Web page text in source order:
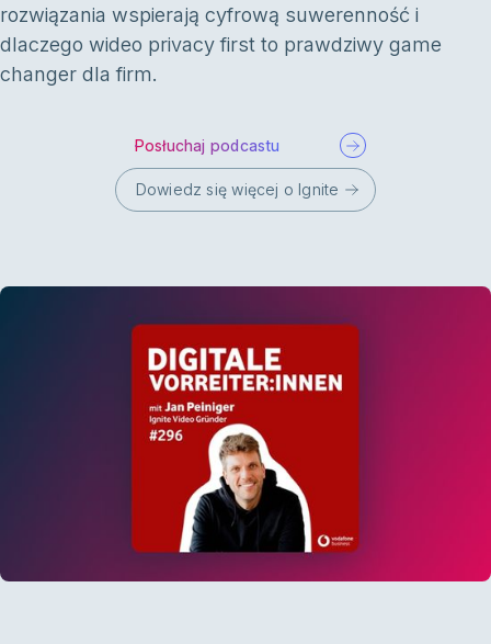
rozwiązania wspierają cyfrową suwerenność i
dlaczego wideo privacy first to prawdziwy game
changer dla firm.
Posłuchaj podcastu
Dowiedz się więcej o Ignite